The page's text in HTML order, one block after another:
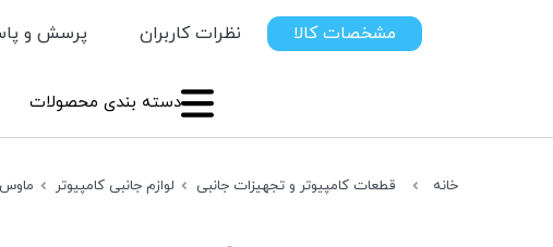
دسته بندی محصولات
مشخصات کالا نظرات کاربران پرسش و
خانه قطعات کامپیوتر و تجهیزات جانبی لوازم جانبی کامپیوتر ماوس